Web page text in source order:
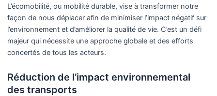
L’écomobilité, ou mobilité durable, vise à transformer notre
façon de nous déplacer afin de minimiser l’impact négatif sur
l’environnement et d’améliorer la qualité de vie. C’est un défi
majeur qui nécessite une approche globale et des efforts
concertés de tous les acteurs.
Réduction de l’impact environnemental
des transports